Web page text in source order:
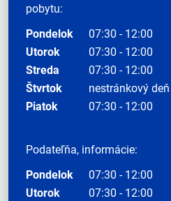
pobytu:
Pondelok
07:30 - 12:00
Utorok
07:30 - 12:00
Streda
07:30 - 12:00
Štvrtok
nestránkový deň
Piatok
07:30 - 12:00
Podateľňa, informácie:
Pondelok
07:30 - 12:00
Utorok
07:30 - 12:00